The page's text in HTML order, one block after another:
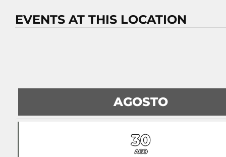
EVENTS AT THIS LOCATION
AGOSTO
30
AGO